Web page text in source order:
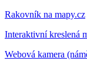
Rakovník na mapy.cz
Interaktivní kreslená
Webová kamera